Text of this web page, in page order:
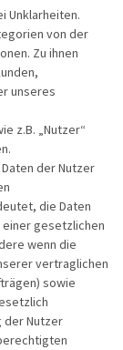
Unklarheiten.
von der
Zu ihnen
unseres
z.B. „Nutzer“
der Nutzer
die Daten
gesetzlichen
wenn die
vertraglichen
sowie
der Nutzer